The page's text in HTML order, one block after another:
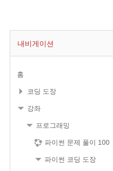
내비게이션
홈
코딩 도장
강좌
프로그래밍
파이썬 문제 풀이 100
파이썬 코딩 도장